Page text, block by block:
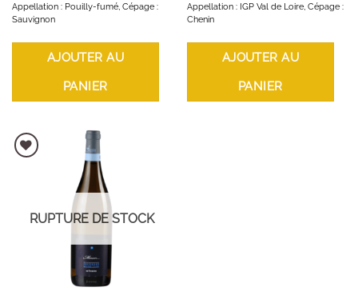
Appellation : Pouilly-fumé, Cépage :
Sauvignon
AJOUTER AU
PANIER
Appellation : IGP Val de Loire, Cépage :
Chenin
AJOUTER AU
PANIER
AJOUTER À LA LISTE D'ENVIES
RUPTURE DE STOCK